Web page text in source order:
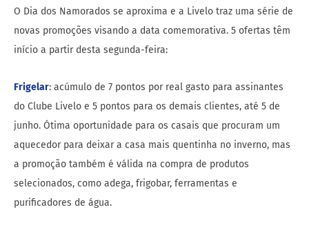
O Dia dos Namorados se aproxima e a Livelo traz uma série de
novas promoções visando a data comemorativa. 5 ofertas têm
início a partir desta segunda-feira:
Frigelar: acúmulo de 7 pontos por real gasto para assinantes
do Clube Livelo e 5 pontos para os demais clientes, até 5 de
junho. Ótima oportunidade para os casais que procuram um
aquecedor para deixar a casa mais quentinha no inverno, mas
a promoção também é válida na compra de produtos
selecionados, como adega, frigobar, ferramentas e
purificadores de água.